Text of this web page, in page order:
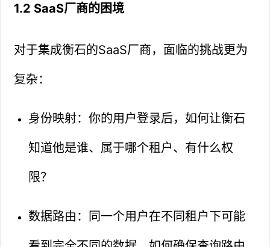
1.2 SaaS厂商的困境
对于集成衡石的SaaS厂商，面临的挑战更为
复杂：
身份映射：你的用户登录后，如何让衡石
知道他是谁、属于哪个租户、有什么权
限？
数据路由：同一个用户在不同租户下可能